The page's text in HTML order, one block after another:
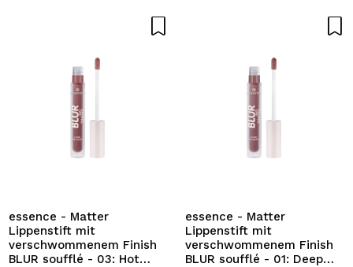
essence - Matter
Lippenstift mit
verschwommenem Finish
BLUR soufflé - 03: Hot
essence - Matter
Lippenstift mit
verschwommenem Finish
BLUR soufflé - 01: Deep